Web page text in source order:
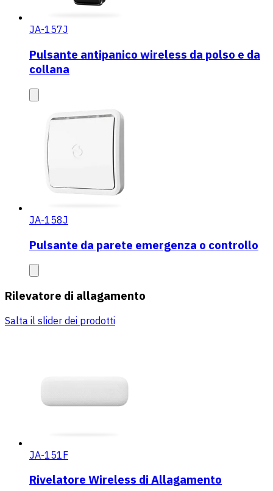
JA-157J
Pulsante antipanico wireless da polso e da
collana
JA-158J
Pulsante da parete emergenza o controllo
Rilevatore di allagamento
Salta il slider dei prodotti
JA-151F
Rivelatore Wireless di Allagamento